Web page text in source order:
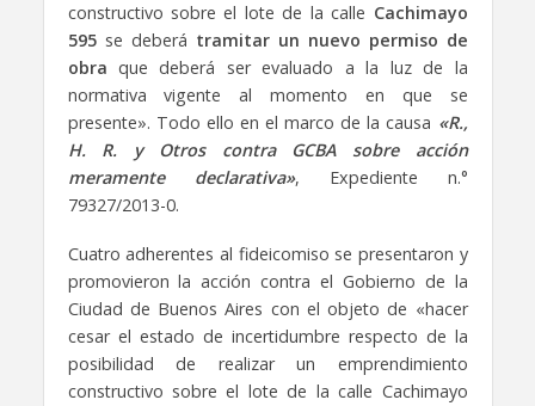
constructivo sobre el lote de la calle Cachimayo
595se deberá tramitar un nuevo permiso de
obra que deberá ser evaluado a la luz de la
normativa vigente al momento en que se
presente». Todo ello en el marco de la causa «R.,
H. R. y Otros contra GCBA sobre acción
meramente declarativa», Expediente n.°
79327/2013-0.
Cuatro adherentes al fideicomiso se presentaron y
promovieron la acción contra el Gobierno de la
Ciudad de Buenos Aires con el objeto de «hacer
cesar el estado de incertidumbre respecto de la
posibilidad de realizar un emprendimiento
constructivo sobre el lote de la calle Cachimayo